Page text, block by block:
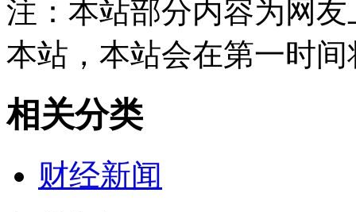
注：本站部分内容为网
本站，本站会在第一时
相关分类
财经新闻